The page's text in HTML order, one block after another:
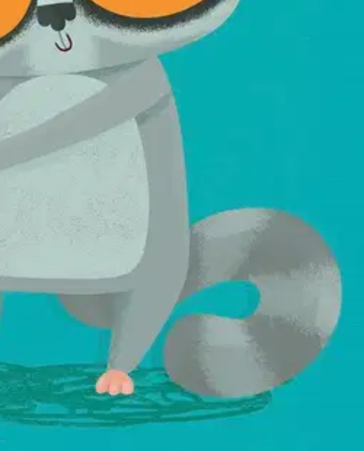
vai kiipeäisikö vuoren huipulle kirjoittamaan viestinsä lumeen?